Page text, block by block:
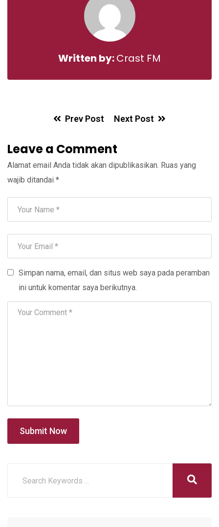
Written by:Crast FM
Prev Post Next Post
Leave a Comment
Alamat email Anda tidak akan dipublikasikan. Ruas yang
wajib ditandai *
Simpan nama, email, dan situs web saya pada peramban
ini untuk komentar saya berikutnya.
Submit Now